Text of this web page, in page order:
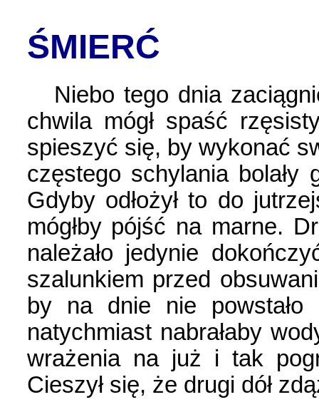
ŚMIERĆ
Niebo tego dnia
chwila mógł spaść
spieszyć się, by wykonać
częstego schylania bolały
Gdyby odłożył to do
mógłby pójść na marne.
należało jedynie
szalunkiem przed
by na dnie nie powstało
natychmiast nabrałaby
wrażenia na już i tak
Cieszył się, że drugi dół